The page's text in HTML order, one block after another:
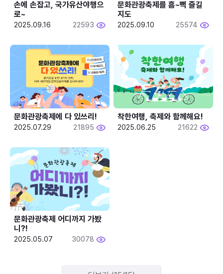
손에 손잡고, 국가유산야행으
로~
2025.09.16 22593
문화관광축제를 흠~뻑 즐길
지도
2025.09.10 25574
문화관광축제에 다 있쓰리!
2025.07.29 21895
착한여행, 축제와 함께해요!
2025.06.25 21622
문화관광축제 어디까지 가봤
니?!
2025.05.07 30078